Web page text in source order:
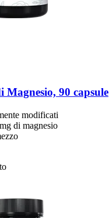
Magnesio, 90 capsule
modificati
di magnesio